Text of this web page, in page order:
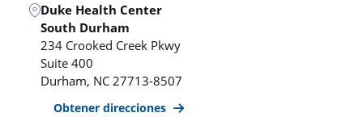
Duke Health Center
South Durham
234 Crooked Creek Pkwy
Suite 400
Durham, NC 27713-8507
Obtener direcciones